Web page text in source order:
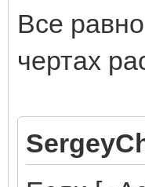
Все
чертах